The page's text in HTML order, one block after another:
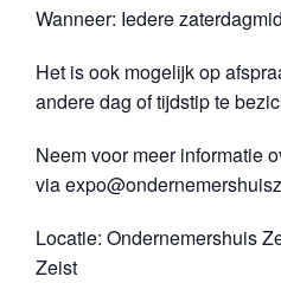
Wanneer: Iedere
Het is ook mogelijk op
andere dag of tijdstip te
Neem voor meer informatie
via
Locatie: Ondernemershuis
Zeist